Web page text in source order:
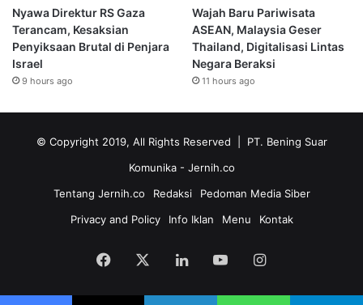
Nyawa Direktur RS Gaza
Terancam, Kesaksian
Penyiksaan Brutal di Penjara
Israel
9 hours ago
Wajah Baru Pariwisata
ASEAN, Malaysia Geser
Thailand, Digitalisasi Lintas
Negara Beraksi
11 hours ago
© Copyright 2019, All Rights Reserved | PT. Bening Suar
Komunika - Jernih.co
Tentang Jernih.co
Redaksi
Pedoman Media Siber
Privacy and Policy
Info Iklan Menu Kontak
Facebook LinkedInYouTubeInstagram